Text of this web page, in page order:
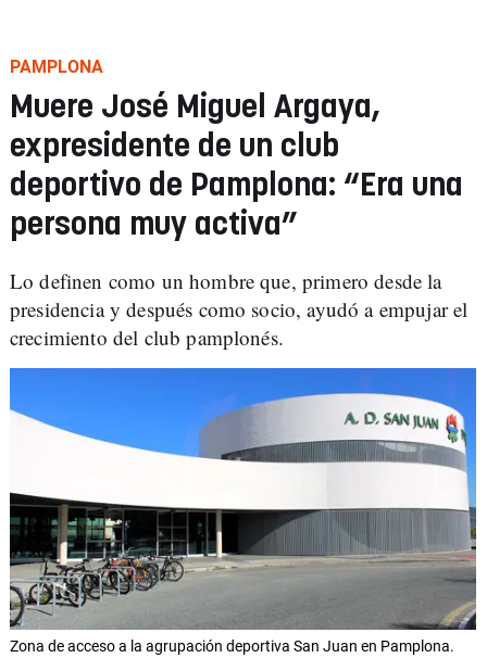
PAMPLONA
Muere José Miguel Argaya,
expresidente de un club
deportivo de Pamplona: “Era una
persona muy activa”
Lo definen como un hombre que, primero desde la
presidencia y después como socio, ayudó a empujar el
crecimiento del club pamplonés.
Zona de acceso a la agrupación deportiva San Juan en Pamplona.